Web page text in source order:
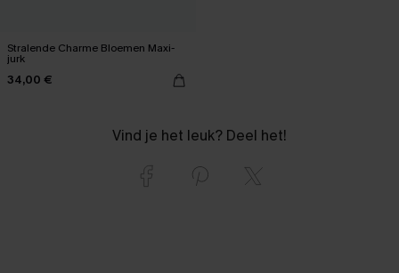
Stralende Charme Bloemen Maxi-
jurk
34,00 €
Vind je het leuk? Deel het!